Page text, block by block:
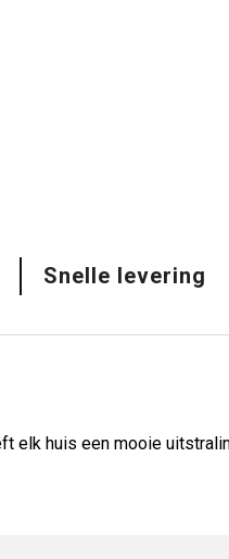
Snelle levering
elk huis een mooie